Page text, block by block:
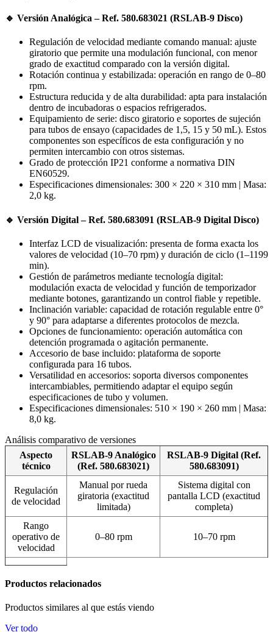
🔹 Versión Analógica – Ref. 580.683021 (RSLAB-9 Disco)
Regulación de velocidad mediante comando manual: ajuste
giratorio que permite una modulación funcional, con menor
grado de exactitud comparado con la versión digital.
Rotación continua y estabilizada: operación en rango de 0–80
rpm.
Estructura reducida y de alta durabilidad: apta para instalación
dentro de incubadoras o espacios refrigerados.
Equipamiento de serie: disco giratorio e soportes de sujeción
para tubos de ensayo (capacidades de 1,5, 15 y 50 mL). Estos
componentes son específicos de esta configuración y no
permiten intercambio con otros sistemas.
Grado de protección IP21 conforme a normativa DIN
EN60529.
Especificaciones dimensionales: 300 × 220 × 310 mm | Masa:
2,0 kg.
🔹 Versión Digital – Ref. 580.683091 (RSLAB-9 Digital Disco)
Interfaz LCD de visualización: presenta de forma exacta los
valores de velocidad (10–70 rpm) y duración de ciclo (1–1199
min).
Gestión de parámetros mediante tecnología digital:
modulación exacta de velocidad y función de temporizador
mediante botones, garantizando un control fiable y repetible.
Inclinación variable: capacidad de rotación regulable entre 0°
y 90° para adaptarse a diferentes protocolos de mezcla.
Opciones de funcionamiento: operación automática con
detención programada o agitación permanente.
Accesorio de base incluido: plataforma de soporte
configurada para 16 tubos.
Versatilidad en accesorios: soporta diversos componentes
intercambiables, permitiendo adaptar el equipo según
especificaciones de tubo y volumen.
Especificaciones dimensionales: 510 × 190 × 260 mm | Masa:
8,0 kg.
Análisis comparativo de versiones
Aspecto
técnico
RSLAB-9 Analógico
(Ref. 580.683021)
RSLAB-9 Digital (Ref.
580.683091)
Regulación
de velocidad
Manual por rueda
giratoria (exactitud
limitada)
Sistema digital con
pantalla LCD (exactitud
completa)
Rango
operativo de
velocidad
0–80 rpm 10–70 rpm
Productos relacionados
Productos similares al que estás viendo
Ver todo